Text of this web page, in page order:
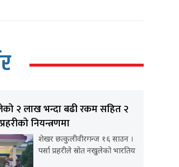
२ लाख भन्दा बढी रकम सहित २
नियन्त्रणमा
शेखर छत्कुलीवीरगन्ज १६ साउन ।
पर्सा प्रहरीले स्रोत नखुलेको भारतिय